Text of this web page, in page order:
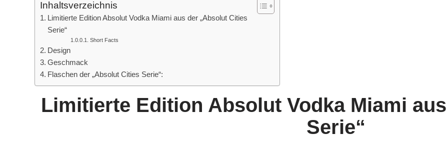
Inhaltsverzeichnis
Limitierte Edition Absolut Vodka Miami aus der „Absolut Cities
Serie“
Short Facts
Design
Geschmack
Flaschen der „Absolut Cities Serie“:
Limitierte Edition Absolut Vodka Miami
Serie“